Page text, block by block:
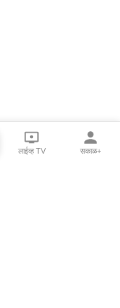
लाईव्ह TV सकाळ+